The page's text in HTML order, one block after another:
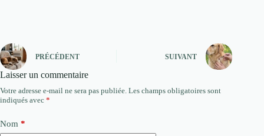
PRÉCÉDENT SUIVANT
Laisser un commentaire
Votre adresse e-mail ne sera pas publiée. Les champs obligatoires sont
indiqués avec *
Nom *